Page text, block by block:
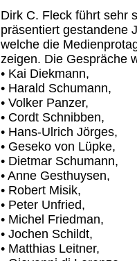
Dirk C. Fleck führt sehr
präsentiert gestandene
welche die
zeigen. Die Gespräche
• Kai Diekmann,
• Harald Schumann,
• Volker Panzer,
• Cordt Schnibben,
• Hans-Ulrich Jörges,
• Geseko von Lüpke,
• Dietmar Schumann,
• Anne Gesthuysen,
• Robert Misik,
• Peter Unfried,
• Michel Friedman,
• Jochen Schildt,
• Matthias Leitner,